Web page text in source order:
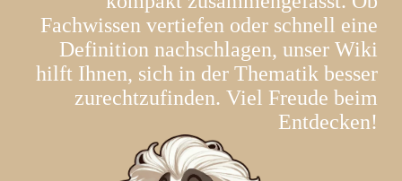
Fachwissen vertiefen oder schnell eine
Definition nachschlagen, unser Wiki
hilft Ihnen, sich in der Thematik besser
zurechtzufinden. Viel Freude beim
Entdecken!